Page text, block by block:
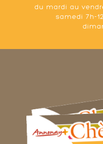
du mardi au
samedi 7h-